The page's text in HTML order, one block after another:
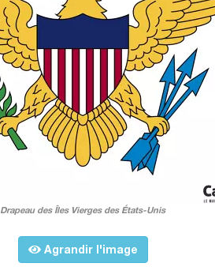
Drapeau des Îles Vierges des États-Unis
Agrandir l'image